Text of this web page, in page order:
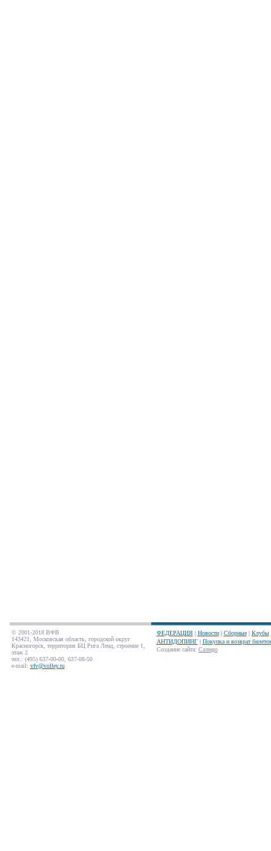
© 2001-2018 ВФВ
143421, Московская область, городской округ
Красногорск, территория БЦ Рига Ленд, строение 1,
этаж 2
тел.: (495) 637-00-00, 637-08-50
e-mail: vfv@volley.ru
ФЕДЕРАЦИЯ| Новости| Сборные| Клубы
АНТИДОПИНГ| Покупка и возврат
Создание сайта: Салюдо